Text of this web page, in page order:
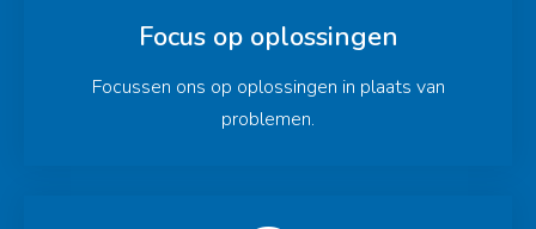
Focus op oplossingen
Focussen ons op oplossingen in plaats van
problemen.